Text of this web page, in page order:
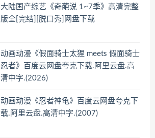
大陆国产综艺《奇葩说 1~7季》高清完整
版全[完结][脱口秀]网盘下载
动画动漫《假面骑士太狸 meets 假面骑士
忍者》百度云网盘夸克下载.阿里云盘.高
清中字.(2026)
动画动漫《忍者神龟》百度云网盘夸克下
载.阿里云盘.高清中字.(2007)